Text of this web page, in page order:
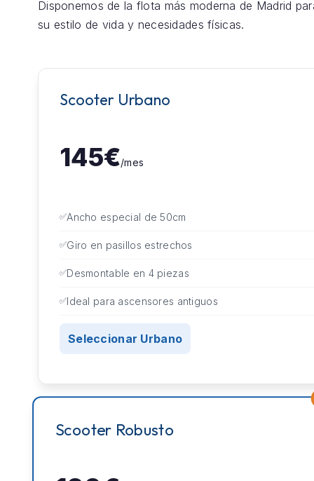
Disponemos de la flota más moderna de Madrid
su estilo de vida y necesidades físicas.
Scooter Urbano
145€/mes
Ancho especial de 50cm
Giro en pasillos estrechos
Desmontable en 4 piezas
Ideal para ascensores antiguos
Seleccionar Urbano
Scooter Robusto